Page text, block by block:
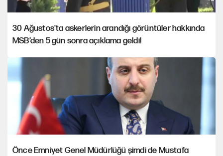
30 Ağustos'ta askerlerin arandığı görüntüler hakkında
MSB’den 5 gün sonra açıklama geldi!
Önce Emniyet Genel Müdürlüğü şimdi de Mustafa